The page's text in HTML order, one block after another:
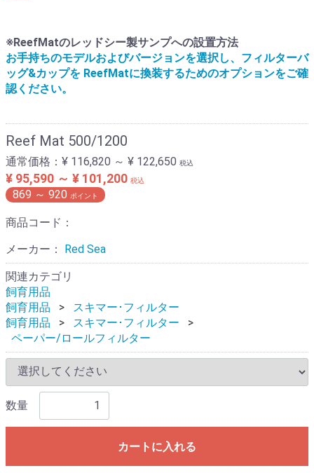
※ReefMatのレッドシー製サンプへの設置方法
お手持ちのモデルおよびバージョンを選択し、フィルターバ
ッグ&カップを ReefMatに換装するためのオプションをご確
認ください。
Reef Mat 500/1200
通常価格： ¥ 116,820 ～ ¥ 122,650 税込
¥ 95,590 ～ ¥ 101,200 税込
869 ～ 920 ポイント
商品コード：
メーカー： Red Sea
関連カテゴリ
飼育用品
飼育用品
スキマー･フィルター
飼育用品
スキマー･フィルター
ペーパー/ロールフィルター
数量
カートに入れる